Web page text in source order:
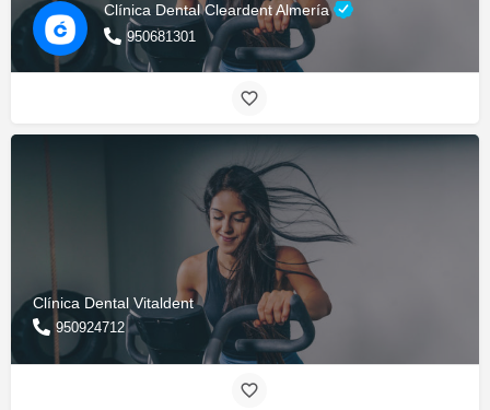
Clínica Dental Cleardent Almería
950681301
Clínica Dental Vitaldent
950924712